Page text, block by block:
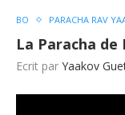
BO PARACHA RAV
La Paracha de
Ecrit par Yaakov